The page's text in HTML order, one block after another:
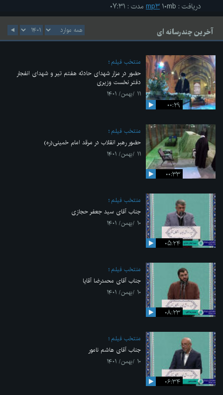
دریافت : mp۳ ۱۰mb مدت : ۰۷:۳۱
آخرین چندرسانه ای
۰۰:۲۹
منتخب فیلم
حضور در مزار شهدای حادثه هفتم تیر و شهدای انفجار
دفتر نخست وزیری
۱۱ /بهمن/ ۱۴۰۱
۰۰:۳۳
منتخب فیلم
حضور رهبر انقلاب در مرقد امام خمینی(ره)
۱۱ /بهمن/ ۱۴۰۱
۰۵:۲۴
منتخب فیلم
جناب آقای سید جعفر حجازی
۱۰ /بهمن/ ۱۴۰۱
۰۸:۲۳
منتخب فیلم
جناب آقای محمدرضا آقایا
۱۰ /بهمن/ ۱۴۰۱
۰۶:۳۴
منتخب فیلم
جناب آقای هاشم نامور
۱۰ /بهمن/ ۱۴۰۱